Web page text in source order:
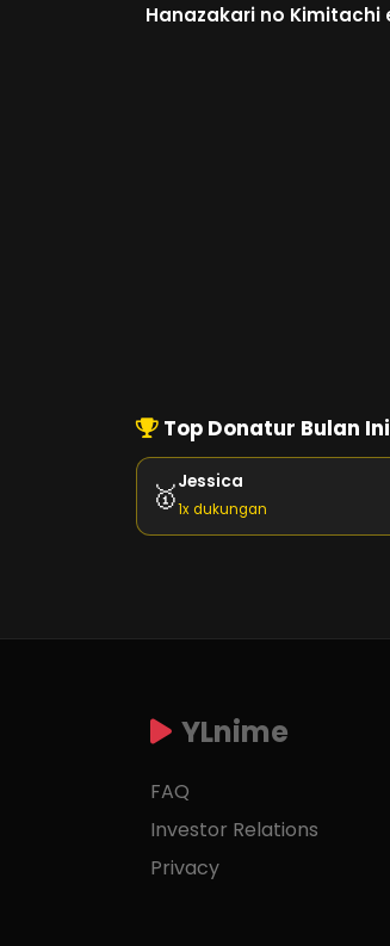
Top Donatur Bulan Ini
🥇Jessica
1x dukungan
YLnime
FAQ
Investor Relations
Privacy